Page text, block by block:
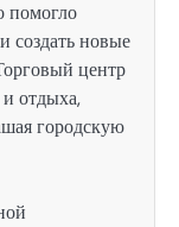
помогло
создать новые
центр
отдыха,
городскую